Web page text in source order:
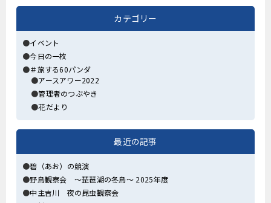
カテゴリー
イベント
今日の一枚
＃旅する60パンダ
アースアワー2022
管理者のつぶやき
花だより
最近の記事
碧（あお）の競演
野鳥観察会 ～琵琶湖の冬鳥～ 2025年度
中主吉川 夜の昆虫観察会